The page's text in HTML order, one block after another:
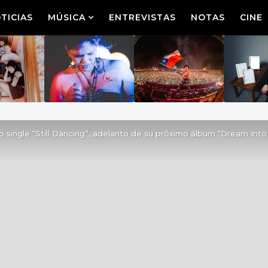
MÚSICA ENTREVISTAS NOTAS CINE
single “Still Dancing”, adelanto de su próximo álbum “Dream